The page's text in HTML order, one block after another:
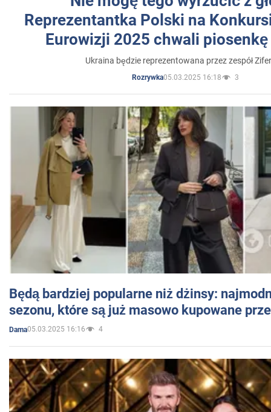
Reprezentantka Polski na
Eurowizji 2025 chwali
Ukraina będzie reprezentowana przez zespół
Rozrywka05.03.2025 16:18 3
Będą bardziej popularne niż dżinsy:
sezonu, które są już masowo kupowane
Dama05.03.2025 16:16 4